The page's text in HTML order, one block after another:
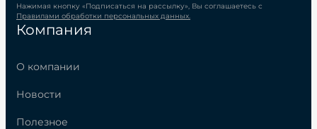
Компания
О компании
Новости
Полезное
Нажимая кнопку «Подписаться на рассылку», Вы соглашаетесь с
Правилами обработки персональных данных.